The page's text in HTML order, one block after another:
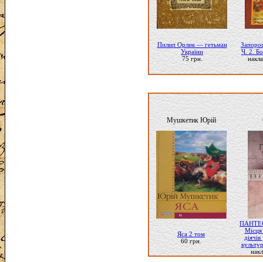
Пилип Орлик — гетьман
України
75 грн.
Ч. 2.
Мушкетик Юрій
Яса 2 том
60 грн.
Місця
діячів